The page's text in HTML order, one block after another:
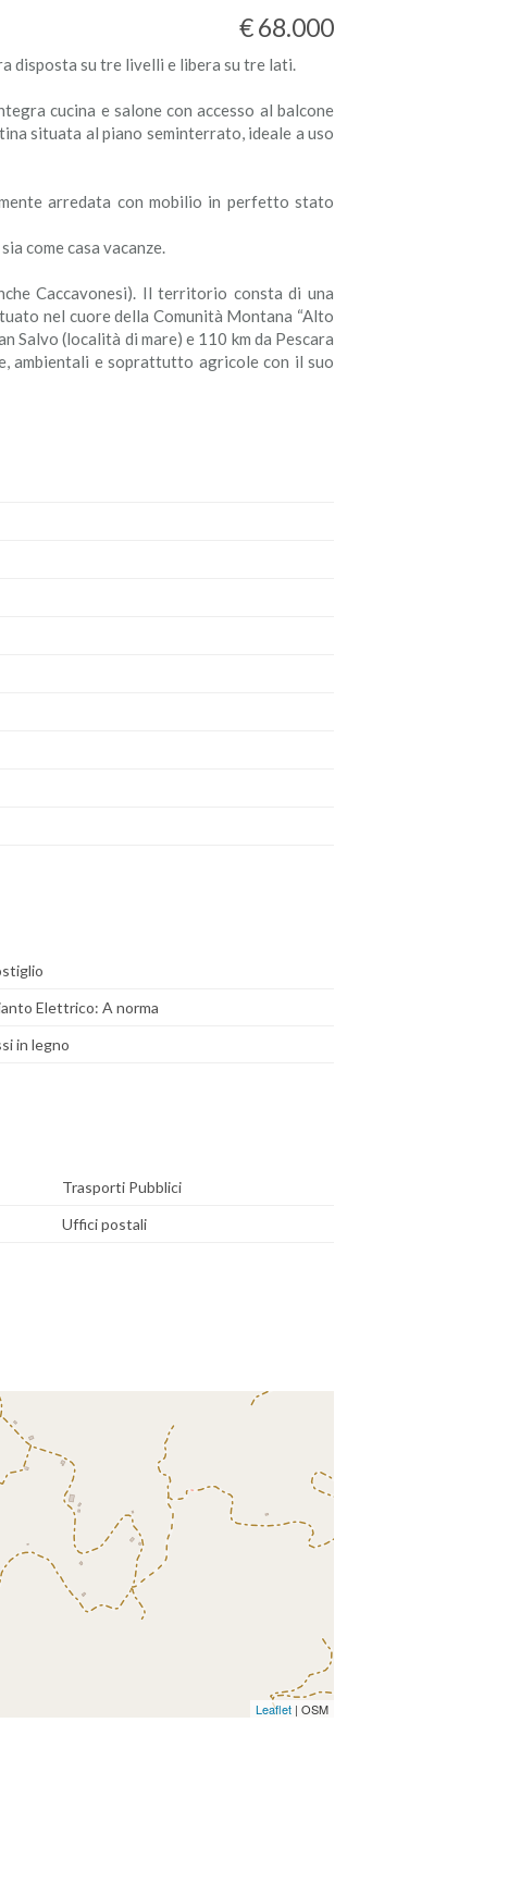
€ 68.000
disposta su tre livelli e libera su tre lati.
cucina e salone con accesso al balcone
situata al piano seminterrato, ideale a uso
arredata con mobilio in perfetto stato
come casa vacanze.
Caccavonesi). Il territorio consta di una
nel cuore della Comunità Montana “Alto
Salvo (località di mare) e 110 km da Pescara
ambientali e soprattutto agricole con il suo
Elettrico: A norma
in legno
Trasporti Pubblici
Uffici postali
Leaflet | OSM